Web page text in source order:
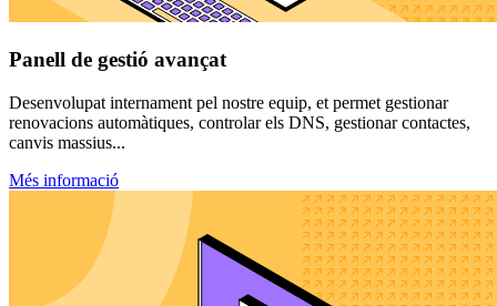
Panell de gestió avançat
Desenvolupat internament pel nostre equip, et permet gestionar
renovacions automàtiques, controlar els DNS, gestionar contactes,
canvis massius...
Més informació